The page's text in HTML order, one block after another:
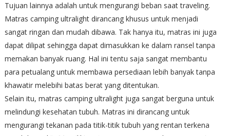
Tujuan lainnya adalah untuk mengurangi beban saat traveling.
Matras camping ultralight dirancang khusus untuk menjadi
sangat ringan dan mudah dibawa. Tak hanya itu, matras ini juga
dapat dilipat sehingga dapat dimasukkan ke dalam ransel tanpa
memakan banyak ruang. Hal ini tentu saja sangat membantu
para petualang untuk membawa persediaan lebih banyak tanpa
khawatir melebihi batas berat yang ditentukan.
Selain itu, matras camping ultralight juga sangat berguna untuk
melindungi kesehatan tubuh. Matras ini dirancang untuk
mengurangi tekanan pada titik-titik tubuh yang rentan terkena